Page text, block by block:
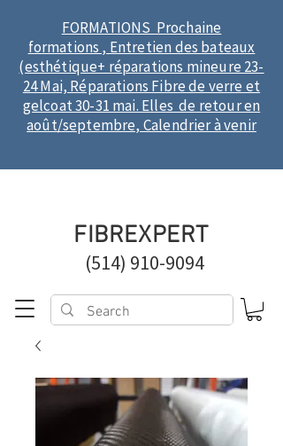
FORMATIONS Prochaine
formations , Entretien des bateaux
(esthétique+ réparations mineure 23-
24 Mai, Réparations Fibre de verre et
gelcoat 30-31 mai. Elles de retour en
août/septembre, Calendrier à venir
(514) 910-9094
FIBREXPERT